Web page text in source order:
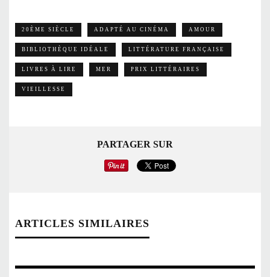
20ÈME SIÈCLE ADAPTÉ AU CINÉMA AMOUR
BIBLIOTHÈQUE IDÉALE LITTÉRATURE FRANÇAISE
LIVRES À LIRE MER PRIX LITTÉRAIRES
VIEILLESSE
PARTAGER SUR
ARTICLES SIMILAIRES